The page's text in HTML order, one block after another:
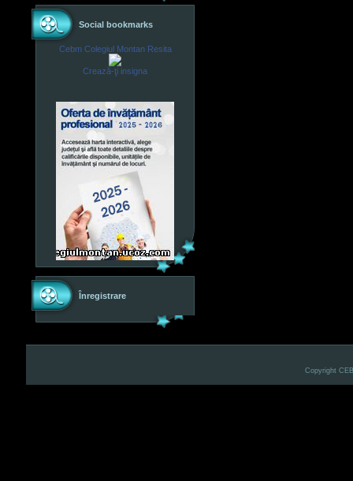
Social bookmarks
Cebm Colegiul Montan Resita
Crează-ţi insigna
Înregistrare
Copyright